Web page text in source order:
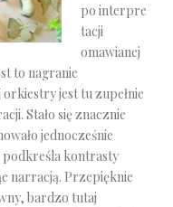
po interpre
tacji
omawianej
to nagranie
jest tu zupełnie
Stało się znacznie
jednocześnie
kontrasty
narracją. Przepięknie
bardzo tutaj